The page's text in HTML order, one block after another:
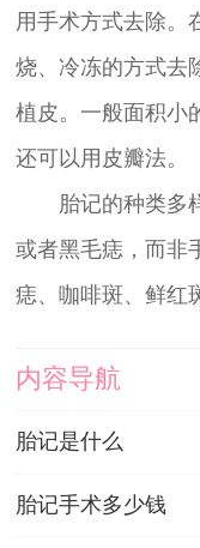
用手术方式去除。
烧、冷冻的方式去
植皮。一般面积小
还可以用皮瓣法。
胎记的种类多样
或者黑毛痣，而非
痣、咖啡斑、鲜红
内容导航
胎记是什么
胎记手术多少钱